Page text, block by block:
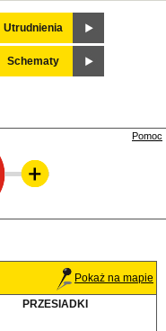
Utrudnienia
Schematy
Pomoc
Pokaż na mapie
PRZESIADKI